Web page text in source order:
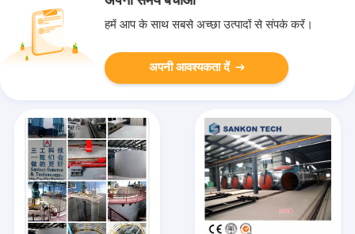
हमें आप के साथ सबसे अच्छा उत्पादों से संपर्क करें।
अपनी आवश्यकता दें